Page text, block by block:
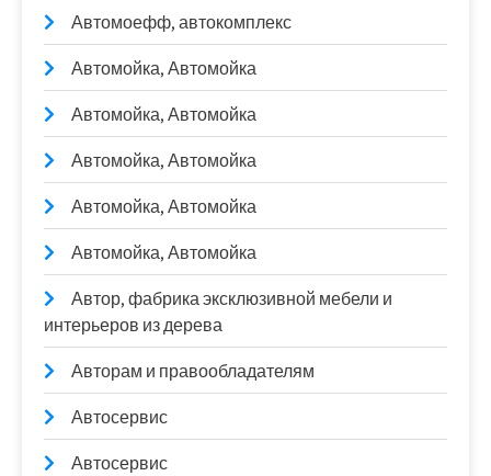
Автомоефф, автокомплекс
Автомойка, Автомойка
Автомойка, Автомойка
Автомойка, Автомойка
Автомойка, Автомойка
Автомойка, Автомойка
Автор, фабрика эксклюзивной мебели и
интерьеров из дерева
Авторам и правообладателям
Автосервис
Автосервис